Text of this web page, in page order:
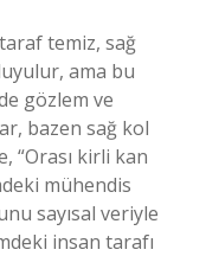
temiz, sağ
ama bu
gözlem ve
bazen sağ kol
“Orası kirli kan
mühendis
sayısal veriyle
insan tarafı